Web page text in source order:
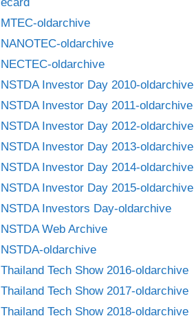
ecard
MTEC-oldarchive
NANOTEC-oldarchive
NECTEC-oldarchive
NSTDA Investor Day 2010-oldarchive
NSTDA Investor Day 2011-oldarchive
NSTDA Investor Day 2012-oldarchive
NSTDA Investor Day 2013-oldarchive
NSTDA Investor Day 2014-oldarchive
NSTDA Investor Day 2015-oldarchive
NSTDA Investors Day-oldarchive
NSTDA Web Archive
NSTDA-oldarchive
Thailand Tech Show 2016-oldarchive
Thailand Tech Show 2017-oldarchive
Thailand Tech Show 2018-oldarchive